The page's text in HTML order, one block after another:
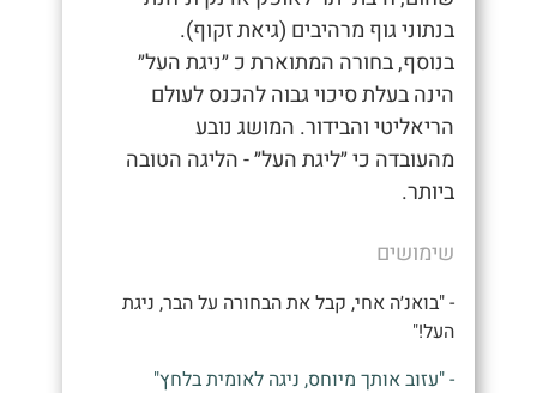
בנתוני גוף מרהיבים (גיאת זקוף).
בנוסף, בחורה המתוארת כ ״ניגת העל״
הינה בעלת סיכוי גבוה להכנס לעולם
הריאליטי והבידור. המושג נובע
מהעובדה כי ״ליגת העל״ - הליגה הטובה
ביותר.
שימושים
- "בואנ׳ה אחי, קבל את הבחורה על הבר, ניגת
העל!"
- "עזוב אותך מיוחס, ניגה לאומית בלחץ"